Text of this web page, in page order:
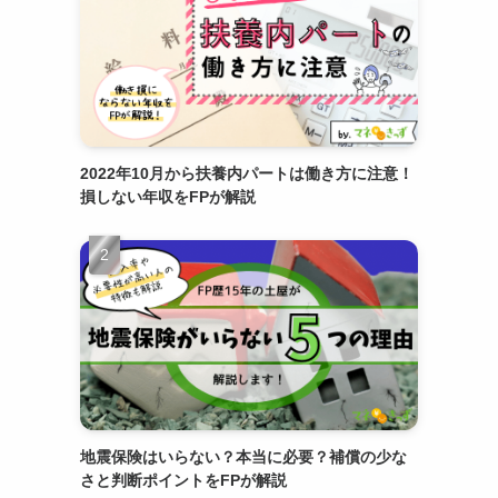
2022年10月から扶養内パートは働き方に注意！
損しない年収をFPが解説
地震保険はいらない？本当に必要？補償の少な
さと判断ポイントをFPが解説